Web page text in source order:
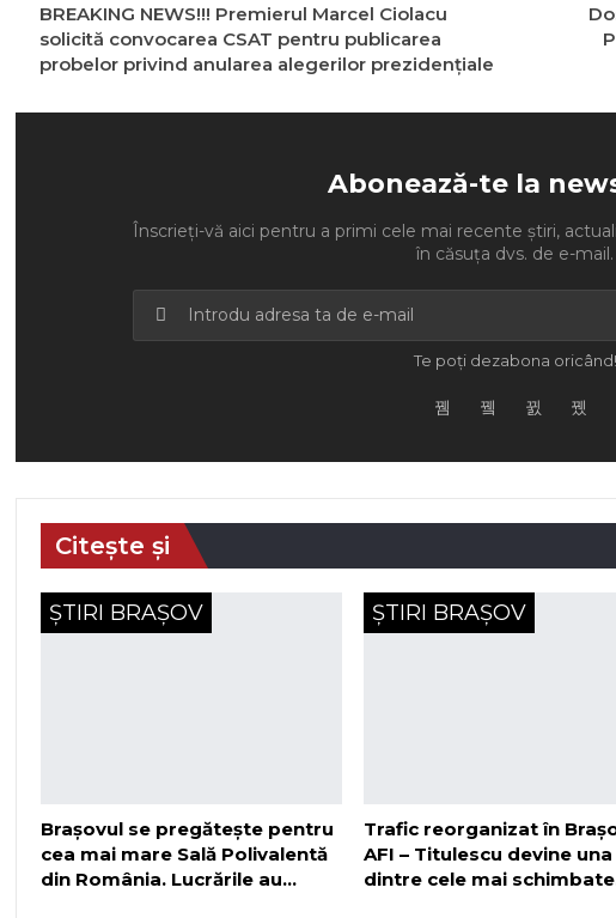
BREAKING NEWS!!! Premierul Marcel Ciolacu
solicită convocarea CSAT pentru publicarea
probelor privind anularea alegerilor prezidențiale
Abonează-te la
Înscrieți-vă aici pentru a primi cele mai recente știri,
în căsuța dvs. de e-mail.
Te poți dezabona oricând!
Citește și
ȘTIRI BRAȘOV
Brașovul se pregătește pentru
cea mai mare Sală Polivalentă
din România. Lucrările au…
ȘTIRI BRAȘOV
Trafic reorganizat în
AFI – Titulescu devine una
dintre cele mai